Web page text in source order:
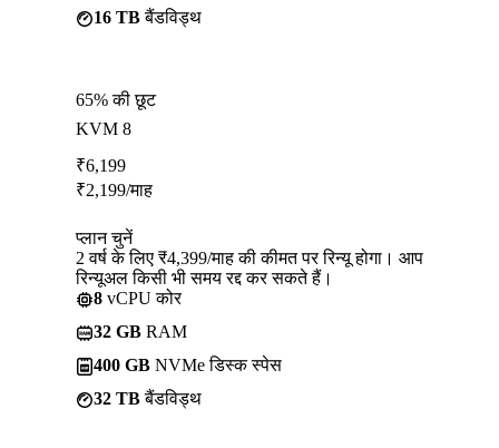
16 TBबैंडविड्थ
65% की छूट
KVM 8
₹6,199
₹2,199/माह
प्लान चुनें
2 वर्ष के लिए ₹4,399/माह की कीमत पर रिन्यू होगा। आप
रिन्यूअल किसी भी समय रद्द कर सकते हैं।
8 vCPU कोर
32 GB RAM
400 GB NVMe डिस्क स्पेस
32 TBबैंडविड्थ